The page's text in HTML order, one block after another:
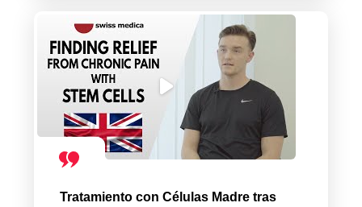
Tratamiento con Células Madre tras